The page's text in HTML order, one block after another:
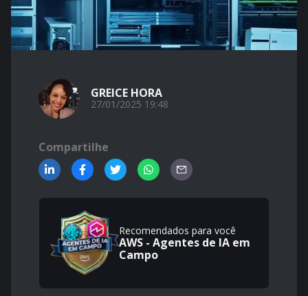
GREICE HORA
27/01/2025 19:48
Compartilhe
Recomendados para você
AWS - Agentes de IA em
Campo